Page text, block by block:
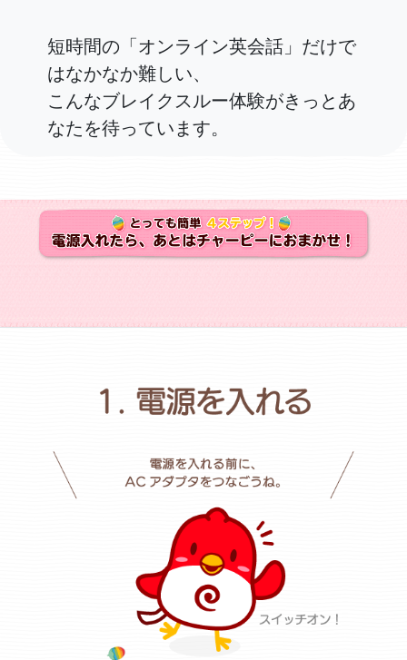
短時間の「オンライン英会話」だけで
はなかなか難しい、
こんなブレイクスルー体験がきっとあ
なたを待っています。